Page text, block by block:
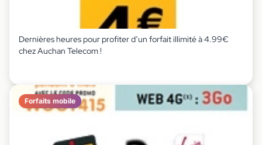
Dernières heures pour profiter d’un forfait illimité à 4.99€
chez Auchan Telecom !
Forfaits mobile